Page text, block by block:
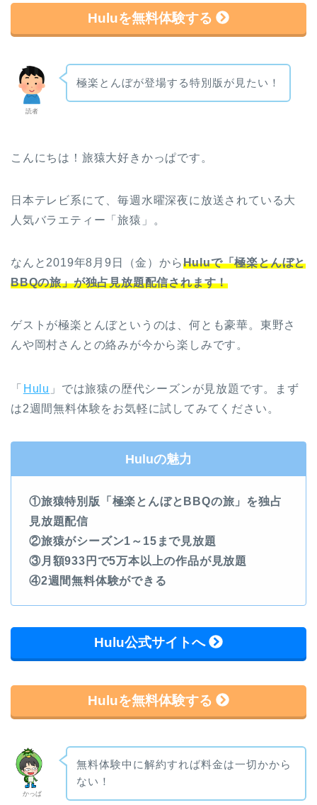
Huluを無料体験する
読者
極楽とんぼが登場する特別版が見たい！
こんにちは！旅猿大好きかっぱです。
日本テレビ系にて、毎週水曜深夜に放送されている大
人気バラエティー「旅猿」。
なんと2019年8月9日（金）からHuluで「極楽とんぼと
BBQの旅」が独占見放題配信されます！
ゲストが極楽とんぼというのは、何とも豪華。東野さ
んや岡村さんとの絡みが今から楽しみです。
「 Hulu 」では旅猿の歴代シーズンが見放題です。まず
は2週間無料体験をお気軽に試してみてください。
Huluの魅力
①旅猿特別版「極楽とんぼとBBQの旅」を独占
見放題配信
②旅猿がシーズン1～15まで見放題
③月額933円で5万本以上の作品が見放題
④2週間無料体験ができる
Hulu公式サイトへ
Huluを無料体験する
かっぱ
無料体験中に解約すれば料金は一切かから
ない！